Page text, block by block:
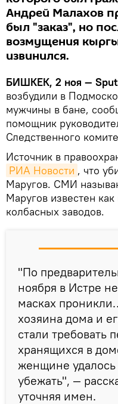
Андрей Малахов
был "заказ", но
возмущения
извинился.
БИШКЕК, 2 ноя —
возбудили в
мужчины в бане,
помощник
Следственного
Источник в
РИА Новости , что
Маругов. СМИ
Маругов известен
колбасных заводов.
"По
ноября в Истре
масках
хозяина дома и
стали требовать
хранящихся в
женщине удалось
убежать", —
уточняя имен.